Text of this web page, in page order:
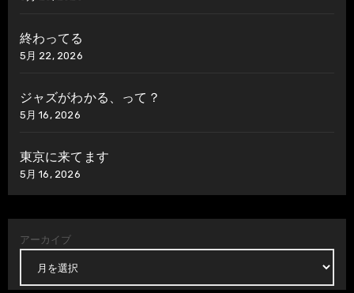
終わってる
5月 22, 2026
ジャズがわかる、って？
5月 16, 2026
東京に来てます
5月 16, 2026
アーカイブ